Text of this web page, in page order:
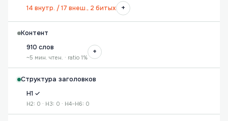
14 внутр. / 17 внеш., 2 битых
+
Контент
910 слов
~5 мин. чтен. · ratio 1%
+
Структура заголовков
H1 ✓
H2: 0 · H3: 0 · H4–H6: 0